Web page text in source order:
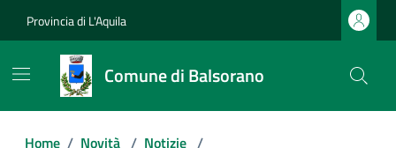
Provincia di L'Aquila
Comune di Balsorano
Home / Novità / Notizie /